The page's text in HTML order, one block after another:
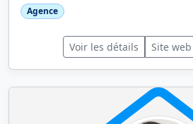
Agence
Voir les détails Site